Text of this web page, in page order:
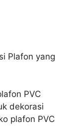
PVC
dekorasi
plafon PVC